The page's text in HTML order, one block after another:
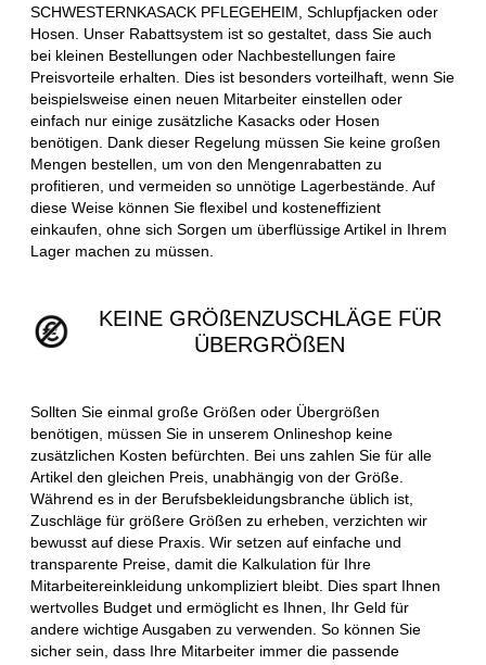
SCHWESTERNKASACK PFLEGEHEIM, Schlupfjacken oder
Hosen. Unser Rabattsystem ist so gestaltet, dass Sie auch
bei kleinen Bestellungen oder Nachbestellungen faire
Preisvorteile erhalten. Dies ist besonders vorteilhaft, wenn Sie
beispielsweise einen neuen Mitarbeiter einstellen oder
einfach nur einige zusätzliche Kasacks oder Hosen
benötigen. Dank dieser Regelung müssen Sie keine großen
Mengen bestellen, um von den Mengenrabatten zu
profitieren, und vermeiden so unnötige Lagerbestände. Auf
diese Weise können Sie flexibel und kosteneffizient
einkaufen, ohne sich Sorgen um überflüssige Artikel in Ihrem
Lager machen zu müssen.
KEINE GRÖßENZUSCHLÄGE FÜR
ÜBERGRÖßEN
Sollten Sie einmal große Größen oder Übergrößen
benötigen, müssen Sie in unserem Onlineshop keine
zusätzlichen Kosten befürchten. Bei uns zahlen Sie für alle
Artikel den gleichen Preis, unabhängig von der Größe.
Während es in der Berufsbekleidungsbranche üblich ist,
Zuschläge für größere Größen zu erheben, verzichten wir
bewusst auf diese Praxis. Wir setzen auf einfache und
transparente Preise, damit die Kalkulation für Ihre
Mitarbeitereinkleidung unkompliziert bleibt. Dies spart Ihnen
wertvolles Budget und ermöglicht es Ihnen, Ihr Geld für
andere wichtige Ausgaben zu verwenden. So können Sie
sicher sein, dass Ihre Mitarbeiter immer die passende